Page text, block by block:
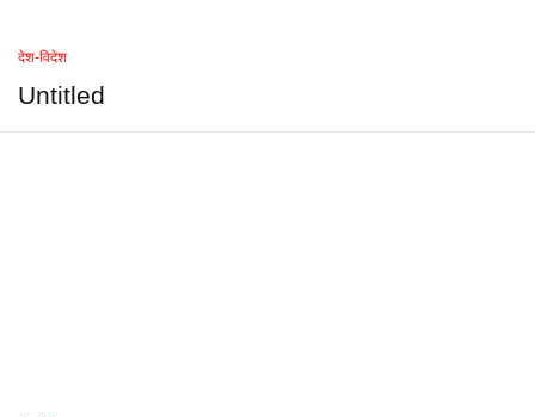
देश-विदेश
Untitled